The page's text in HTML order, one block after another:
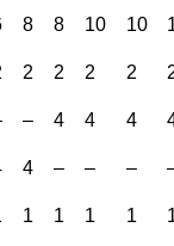
8 8 10 10
2 2 2 2
– 4 4 4
4 – – –
1 1 1 1